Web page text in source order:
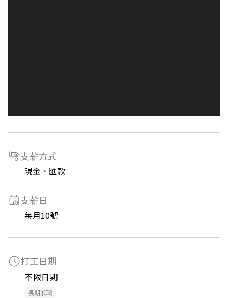
支薪方式
現金、匯款
支薪日
每月10號
打工日期
不限日期
長期兼職